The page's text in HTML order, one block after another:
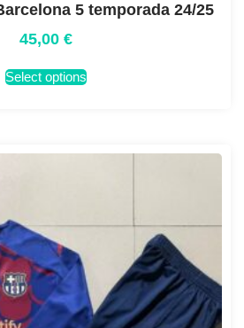
5 temporada 24/25
45,00 €
Select options